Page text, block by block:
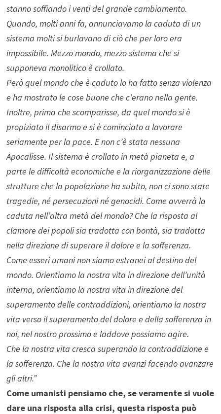
stanno soffiando i venti del grande cambiamento.
Quando, molti anni fa, annunciavamo la caduta di un
sistema molti si burlavano di ciò che per loro era
impossibile. Mezzo mondo, mezzo sistema che si
supponeva monolitico è crollato.
Però quel mondo che è caduto lo ha fatto senza violenza
e ha mostrato le cose buone che c’erano nella gente.
Inoltre, prima che scomparisse, da quel mondo si è
propiziato il disarmo e si è cominciato a lavorare
seriamente per la pace. E non c’è stata nessuna
Apocalisse. Il sistema è crollato in metà pianeta e, a
parte le difficoltà economiche e la riorganizzazione delle
strutture che la popolazione ha subito, non ci sono state
tragedie, né persecuzioni né genocidi. Come avverrà la
caduta nell’altra metà del mondo? Che la risposta al
clamore dei popoli sia tradotta con bontà, sia tradotta
nella direzione di superare il dolore e la sofferenza.
Come esseri umani non siamo estranei al destino del
mondo. Orientiamo la nostra vita in direzione dell’unità
interna, orientiamo la nostra vita in direzione del
superamento delle contraddizioni, orientiamo la nostra
vita verso il superamento del dolore e della sofferenza in
noi, nel nostro prossimo e laddove possiamo agire.
Che la nostra vita cresca superando la contraddizione e
la sofferenza. Che la nostra vita avanzi facendo avanzare
gli altri.”
Come umanisti pensiamo che, se veramente si vuole
dare una risposta alla crisi, questa risposta può